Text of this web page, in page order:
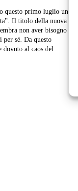
questo primo luglio un
non aver bisogno
sé. Da questo
dovuto al caos del